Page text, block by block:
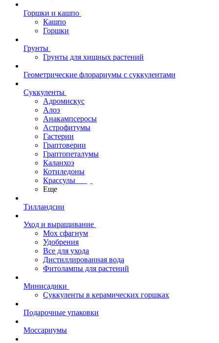
Горшки и кашпо
Кашпо
Горшки
Грунты
Грунты для хищных растений
Геометрические флорариумы с суккулентами
Суккуленты
Адромискус
Алоэ
Анакампсеросы
Астрофитумы
Гастерии
Граптоверии
Граптопеталумы
Каланхоэ
Котиледоны
Крассулы
Еще
Тилландсии
Уход и выращивание
Мох сфагнум
Удобрения
Все для ухода
Дистиллированная вода
Фитолампы для растений
Минисадики
Суккуленты в керамических горшках
Подарочные упаковки
Моссариумы